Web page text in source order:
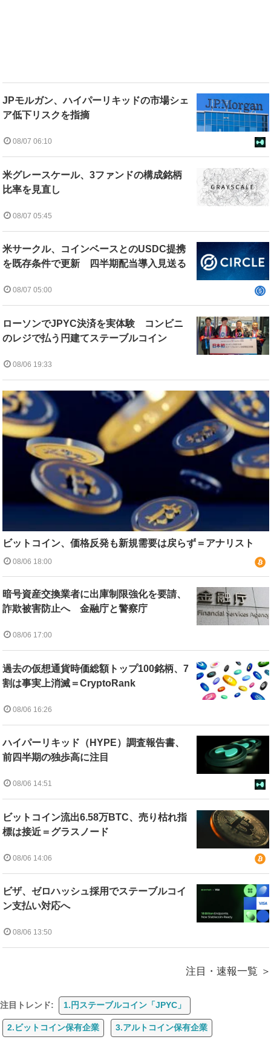
JPモルガン、ハイパーリキッドの市場シェ
ア低下リスクを指摘
08/07 06:10
米グレースケール、3ファンドの構成銘柄
比率を見直し
08/07 05:45
米サークル、コインベースとのUSDC提携
を既存条件で更新 四半期配当導入見送る
08/07 05:00
ローソンでJPYC決済を実体験 コンビニ
のレジで払う円建てステーブルコイン
08/06 19:33
ビットコイン、価格反発も新規需要は戻らず＝アナリスト
08/06 18:00
暗号資産交換業者に出庫制限強化を要請、
詐欺被害防止へ 金融庁と警察庁
08/06 17:00
過去の仮想通貨時価総額トップ100銘柄、7
割は事実上消滅＝CryptoRank
08/06 16:26
ハイパーリキッド（HYPE）調査報告書、
前四半期の独歩高に注目
08/06 14:51
ビットコイン流出6.58万BTC、売り枯れ指
標は接近＝グラスノード
08/06 14:06
ビザ、ゼロハッシュ採用でステーブルコイ
ン支払い対応へ
08/06 13:50
注目・速報一覧
注目トレンド: 1.円ステーブルコイン「JPYC」
2.ビットコイン保有企業 3.アルトコイン保有企業